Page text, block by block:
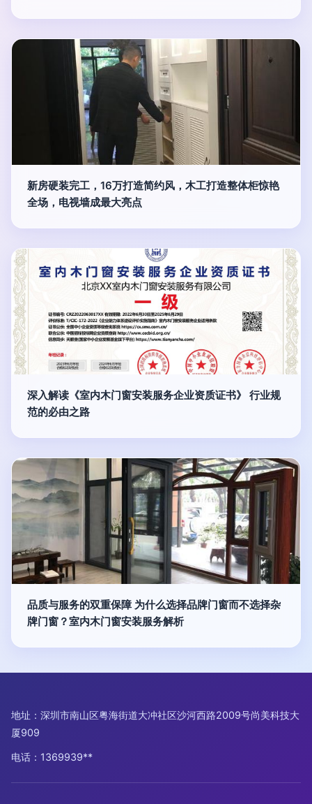
新房硬装完工，16万打造简约风，木工打造整体柜惊艳
全场，电视墙成最大亮点
深入解读《室内木门窗安装服务企业资质证书》 行业规
范的必由之路
品质与服务的双重保障 为什么选择品牌门窗而不选择杂
牌门窗？室内木门窗安装服务解析
地址：深圳市南山区粤海街道大冲社区沙河西路2009号尚美科技大
厦909
电话：1369939**